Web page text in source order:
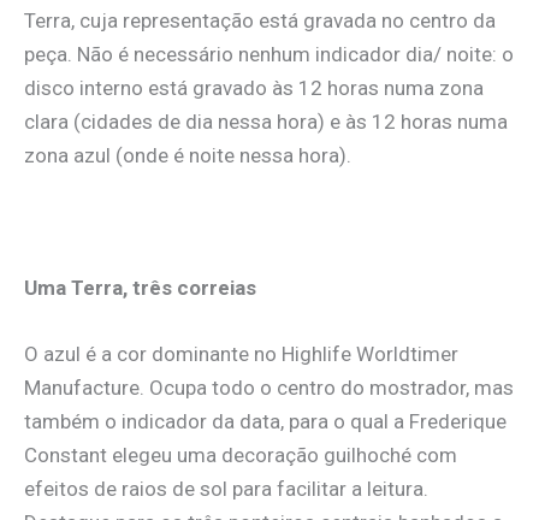
Terra, cuja representação está gravada no centro da
peça. Não é necessário nenhum indicador dia/ noite: o
disco interno está gravado às 12 horas numa zona
clara (cidades de dia nessa hora) e às 12 horas numa
zona azul (onde é noite nessa hora).
Uma Terra, três correias
O azul é a cor dominante no Highlife Worldtimer
Manufacture. Ocupa todo o centro do mostrador, mas
também o indicador da data, para o qual a Frederique
Constant elegeu uma decoração guilhoché com
efeitos de raios de sol para facilitar a leitura.